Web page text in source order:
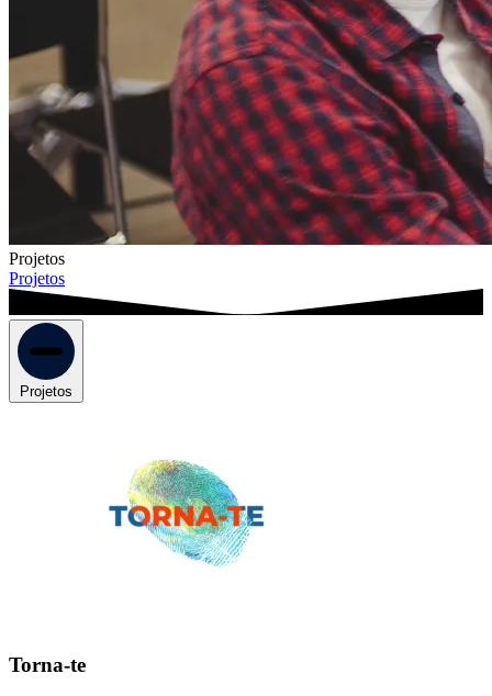
Projetos
Projetos
Projetos
Torna-te